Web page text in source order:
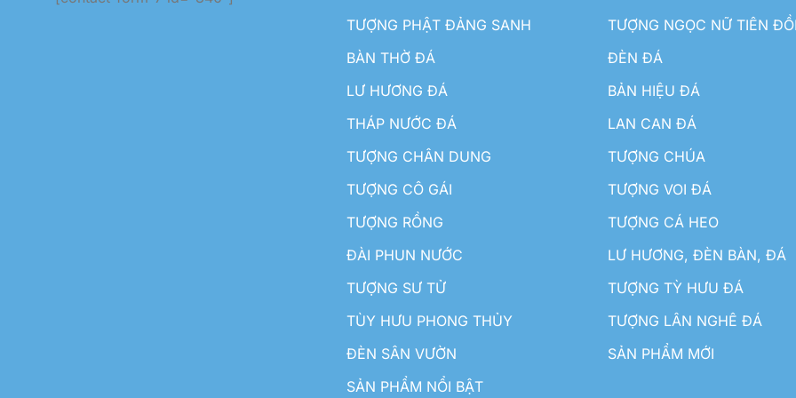
TƯỢNG PHẬT ĐẢNG SANH
TƯỢNG NGỌC NỮ TIÊN
BÀN THỜ ĐÁ
ĐÈN ĐÁ
LƯ HƯƠNG ĐÁ
BẢN HIỆU ĐÁ
THÁP NƯỚC ĐÁ
LAN CAN ĐÁ
TƯỢNG CHÂN DUNG
TƯỢNG CHÚA
TƯỢNG CÔ GÁI
TƯỢNG VOI ĐÁ
TƯỢNG RỒNG
TƯỢNG CÁ HEO
ĐÀI PHUN NƯỚC
LƯ HƯƠNG, ĐÈN BÀN, ĐÁ
TƯỢNG SƯ TỬ
TƯỢNG TỲ HƯU ĐÁ
TÙY HƯU PHONG THỦY
TƯỢNG LÂN NGHÊ ĐÁ
ĐÈN SÂN VƯỜN
SẢN PHẨM MỚI
SẢN PHẨM NỔI BẬT